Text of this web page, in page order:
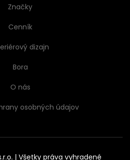
Značky
Cenník
dizajn
Bora
O nás
osobných údajov
| Všetky práva vyhradené